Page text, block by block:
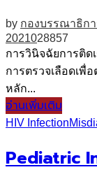
by กองบรรณาธิกา
2021028857
การวินิจฉัยการติด
การตรวจเลือดเพื่
หลัก...
อ่านเพิ่มเติม
HIV Infection
Pediatric